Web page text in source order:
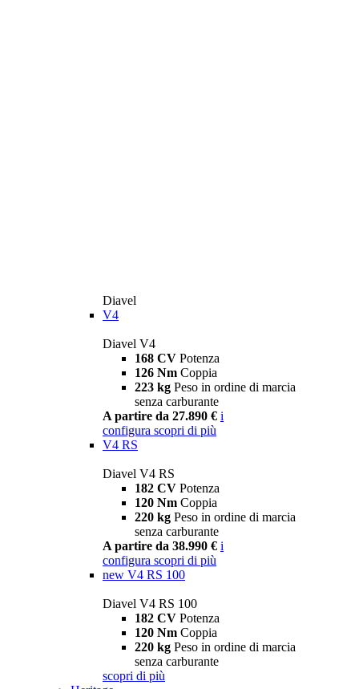
Diavel
V4
Diavel V4
168 CV Potenza
126 Nm Coppia
223 kg Peso in ordine di marcia
senza carburante
A partire da 27.890 € i
configura scopri di più
V4 RS
Diavel V4 RS
182 CV Potenza
120 Nm Coppia
220 kg Peso in ordine di marcia
senza carburante
A partire da 38.990 € i
configura scopri di più
new V4 RS 100
Diavel V4 RS 100
182 CV Potenza
120 Nm Coppia
220 kg Peso in ordine di marcia
senza carburante
scopri di più